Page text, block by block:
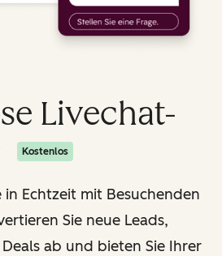
Livechat-
Kostenlos
in Echtzeit mit Besuchenden
Sie neue Leads,
ab und bieten Sie Ihrer